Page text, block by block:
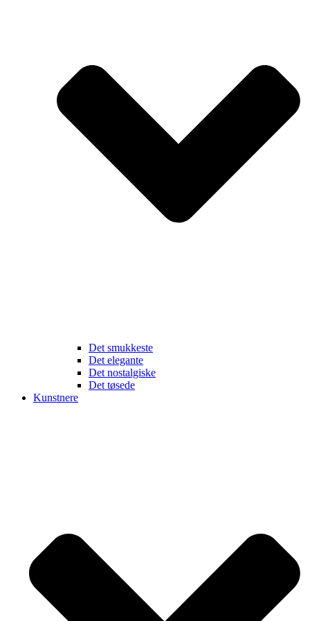
Det smukkeste
Det elegante
Det nostalgiske
Det tøsede
Kunstnere